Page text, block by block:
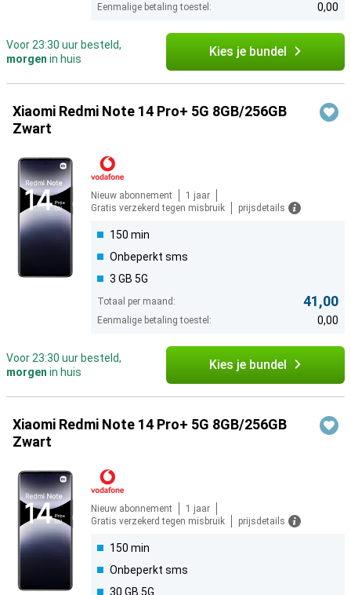
Eenmalige betaling toestel: 0,00
Voor 23:30 uur besteld,
morgen in huis Kies je bundel
Xiaomi Redmi Note 14 Pro+ 5G 8GB/256GB
Zwart
Nieuw abonnement
1 jaar
Gratis verzekerd tegen misbruik
prijsdetails
150 min
Onbeperkt sms
3 GB 5G
Totaal per maand: 41,00
Eenmalige betaling toestel: 0,00
Voor 23:30 uur besteld,
morgen in huis Kies je bundel
Xiaomi Redmi Note 14 Pro+ 5G 8GB/256GB
Zwart
Nieuw abonnement
1 jaar
Gratis verzekerd tegen misbruik
prijsdetails
150 min
Onbeperkt sms
30 GB 5G